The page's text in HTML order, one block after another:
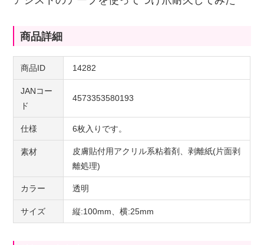
商品詳細
商品ID 14282
JANコー
ド
4573353580193
仕様 6枚入りです。
素材
皮膚貼付用アクリル系粘着剤、剥離紙(片面剥
離処理)
カラー 透明
サイズ 縦:100mm、横:25mm